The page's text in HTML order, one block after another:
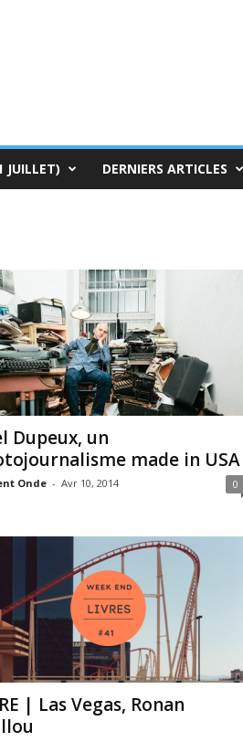
JUILLET) DERNIERS ARTICLES
Dupeux, un
made in USA
Onde - Avr 10, 2014 0
| Las Vegas, Ronan